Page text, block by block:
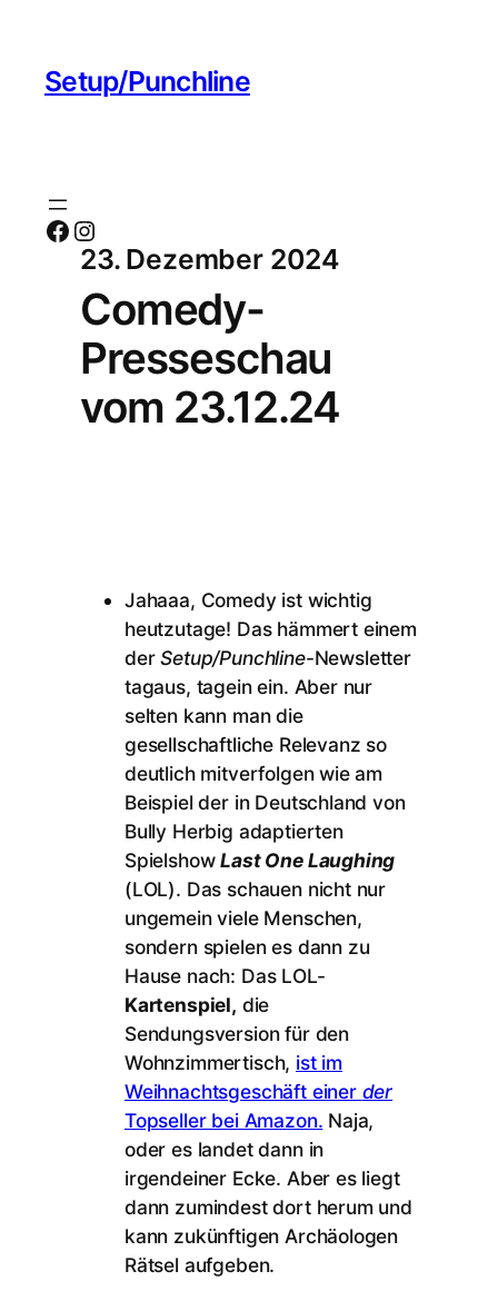
Setup/Punchline
Facebook Instagram
23. Dezember 2024
Comedy-
Presseschau
vom 23.12.24
Jahaaa, Comedy ist wichtig
heutzutage! Das hämmert einem
derSetup/Punchline-Newsletter
tagaus, tagein ein. Aber nur
selten kann man die
gesellschaftliche Relevanz so
deutlich mitverfolgen wie am
Beispiel der in Deutschland von
Bully Herbig adaptierten
SpielshowLast One Laughing
(LOL). Das schauen nicht nur
ungemein viele Menschen,
sondern spielen es dann zu
Hause nach: Das LOL-
Kartenspiel, die
Sendungsversion für den
Wohnzimmertisch, ist im
Weihnachtsgeschäft einer der
Topseller bei Amazon. Naja,
oder es landet dann in
irgendeiner Ecke. Aber es liegt
dann zumindest dort herum und
kann zukünftigen Archäologen
Rätsel aufgeben.